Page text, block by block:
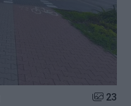
Liczba
23